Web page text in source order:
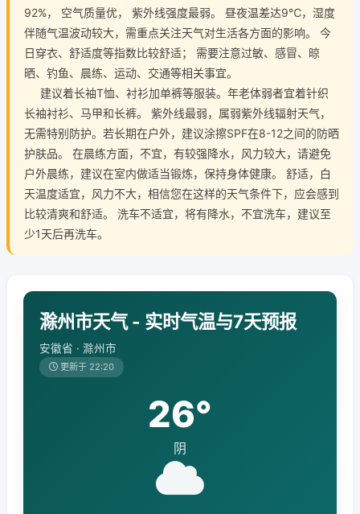
92%， 空气质量优， 紫外线强度最弱。 昼夜温差达9℃，湿度
伴随气温波动较大，需重点关注天气对生活各方面的影响。 今
日穿衣、舒适度等指数比较舒适； 需要注意过敏、感冒、晾
晒、钓鱼、晨练、运动、交通等相关事宜。
建议着长袖T恤、衬衫加单裤等服装。年老体弱者宜着针织
长袖衬衫、马甲和长裤。 紫外线最弱，属弱紫外线辐射天气，
无需特别防护。若长期在户外，建议涂擦SPF在8-12之间的防晒
护肤品。 在晨练方面，不宜，有较强降水，风力较大，请避免
户外晨练，建议在室内做适当锻炼，保持身体健康。 舒适，白
天温度适宜，风力不大，相信您在这样的天气条件下，应会感到
比较清爽和舒适。 洗车不适宜，将有降水，不宜洗车，建议至
少1天后再洗车。
滁州市天气 - 实时气温与7天预报
安徽省 · 滁州市
更新于 22:20
26°
阴